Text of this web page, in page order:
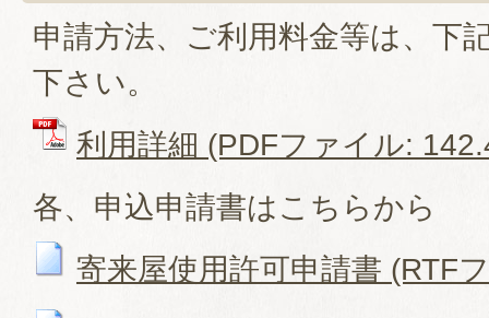
申請方法、ご利用料金等は、下
下さい。
利用詳細 (PDFファイル:
各、申込申請書はこちらから
寄来屋使用許可申請書 (RTF